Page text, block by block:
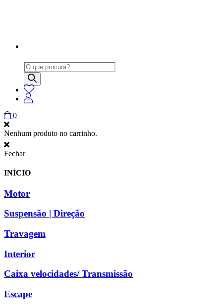
Products
search
0
Nenhum produto no carrinho.
Fechar
INÍCIO
Motor
Suspensão | Direção
Travagem
Interior
Caixa velocidades/ Transmissão
Escape